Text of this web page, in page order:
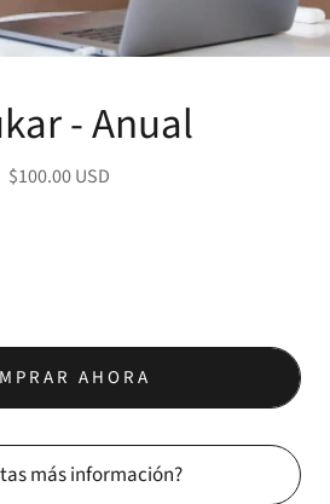
- Anual
$100.00 USD
AHORA
más información?